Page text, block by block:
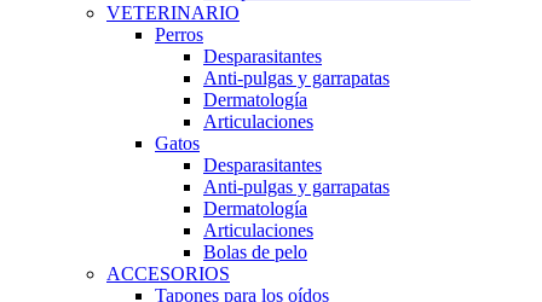
VETERINARIO
Perros
Desparasitantes
Anti-pulgas y garrapatas
Dermatología
Articulaciones
Gatos
Desparasitantes
Anti-pulgas y garrapatas
Dermatología
Articulaciones
Bolas de pelo
ACCESORIOS
Tapones para los oídos